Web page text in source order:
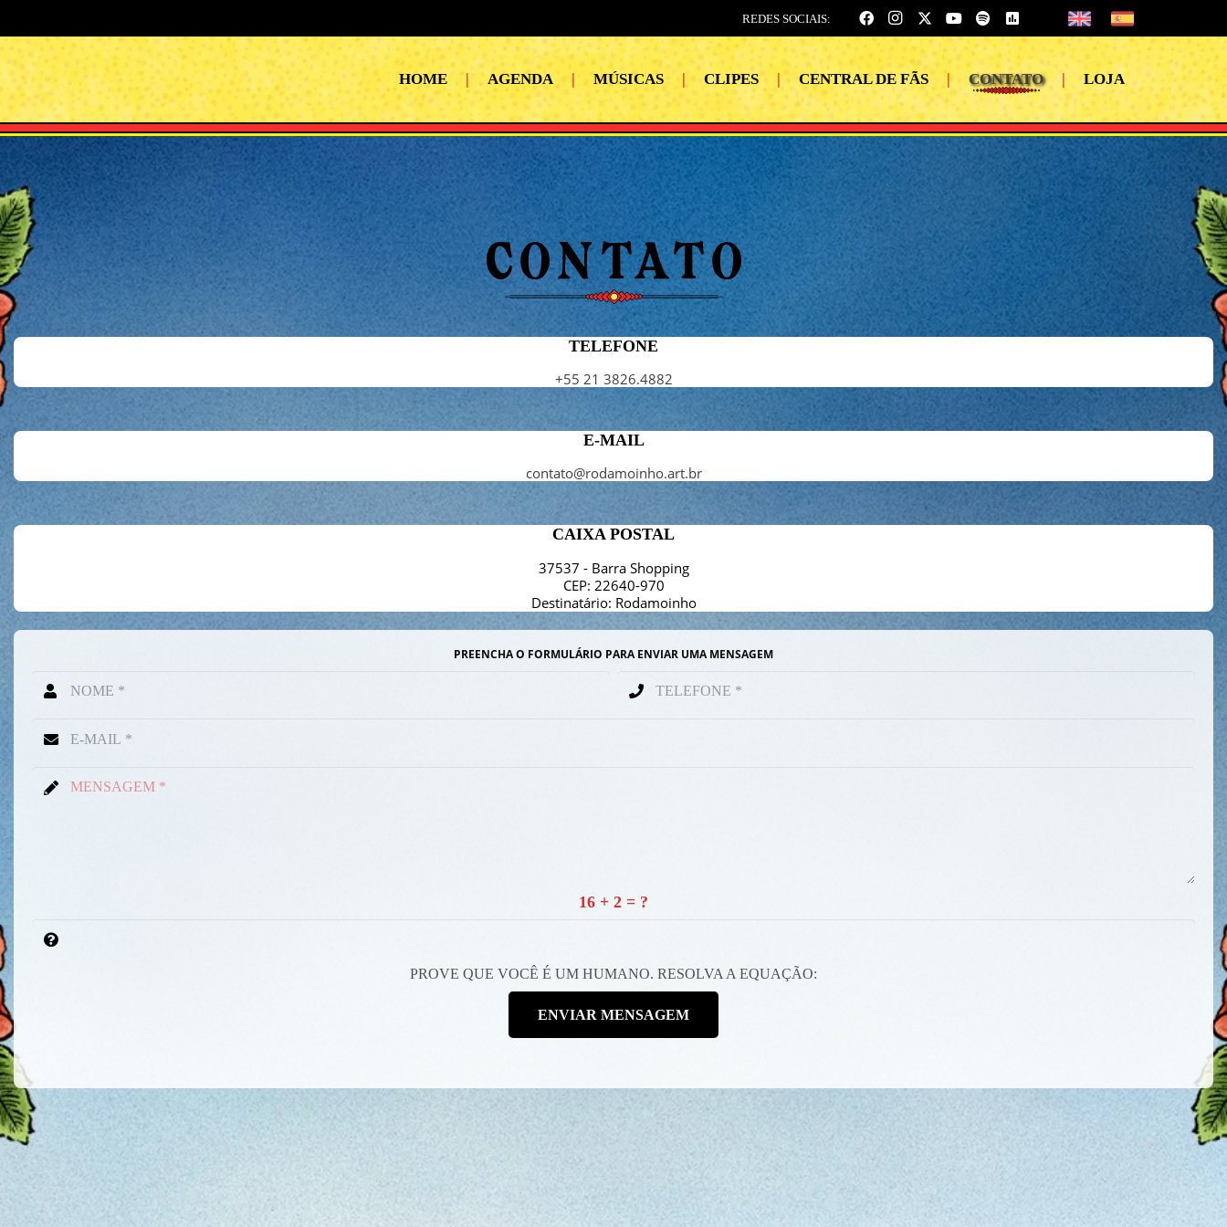
REDES SOCIAIS:
HOME | AGENDA | MÚSICAS | CLIPES | CENTRAL DE FÃS | CONTATO | LOJA
TELEFONE
+55 21 3826.4882
E-MAIL
contato@rodamoinho.art.br
CAIXA POSTAL
37537 - Barra Shopping
CEP: 22640-970
Destinatário: Rodamoinho
PREENCHA O FORMULÁRIO PARA ENVIAR UMA MENSAGEM
16 + 2 = ?
PROVE QUE VOCÊ É UM HUMANO. RESOLVA A EQUAÇÃO:
ENVIAR MENSAGEM